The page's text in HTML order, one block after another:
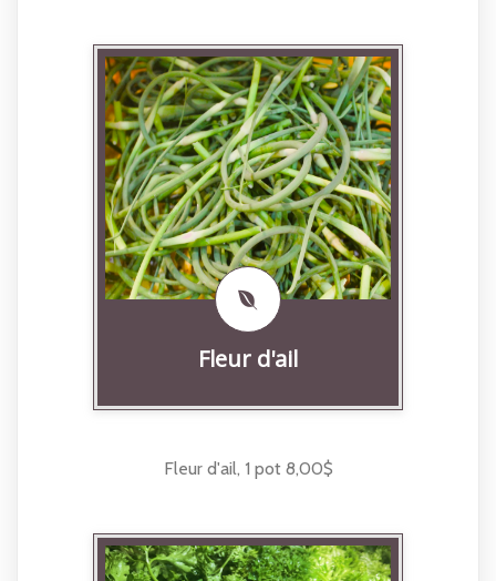
Fleur d'ail
Fleur d'ail, 1 pot 8,00$